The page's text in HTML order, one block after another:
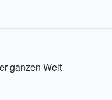
ganzen Welt